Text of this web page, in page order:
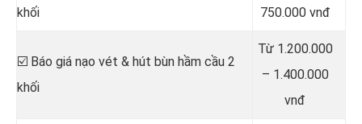
khối
750.000 vnđ
☑️ Báo giá nạo vét & hút bùn hầm cầu 2
khối
Từ 1.200.000
– 1.400.000
vnđ